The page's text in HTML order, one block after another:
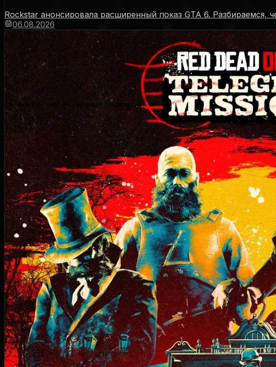
Rockstar анонсировала расширенный показ GTA 6. Разбираемся,
06.08.2026